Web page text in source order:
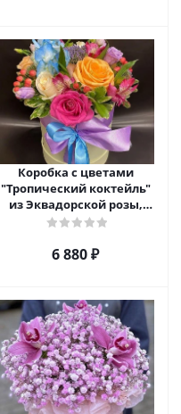
Коробка с цветами
"Тропический коктейль"
из Эквадорской розы,
эустомы, альстромерии
6 880₽